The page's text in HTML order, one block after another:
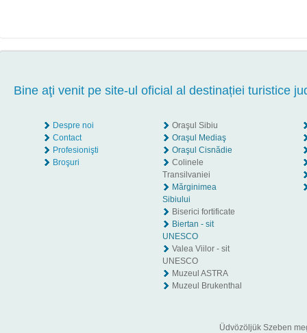
Bine aţi venit pe site-ul oficial al destinației turistice
Despre noi
Contact
Profesionişti
Broşuri
Oraşul Sibiu
Oraşul Mediaş
Oraşul Cisnădie
Colinele
Transilvaniei
Mărginimea
Sibiului
Biserici fortificate
Biertan - sit
UNESCO
Valea Viilor - sit
UNESCO
Muzeul ASTRA
Muzeul Brukenthal
Üdvözöljük Szeben